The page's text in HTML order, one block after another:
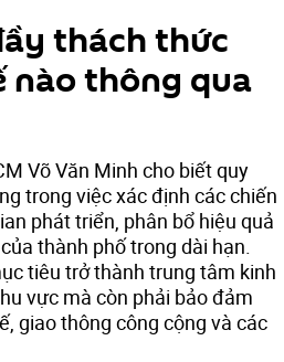
thách thức
nào thông qua
Võ Văn Minh cho biết quy
trong việc xác định các chiến
phát triển, phân bổ hiệu quả
thành phố trong dài hạn.
tiêu trở thành trung tâm kinh
vực mà còn phải bảo đảm
giao thông công cộng và các